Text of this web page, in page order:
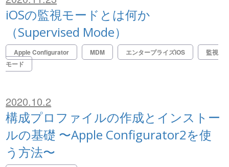
iOSの監視モードとは何か
（Supervised Mode）
Apple Configurator MDM エンタープライズiOS
監視
モード
2020.10.2
構成プロファイルの作成とインストー
ルの基礎 〜Apple Configurator2を使
う方法〜